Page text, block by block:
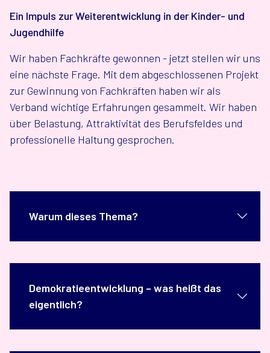
Ein Impuls zur Weiterentwicklung in der Kinder- und
Jugendhilfe
Wir haben Fachkräfte gewonnen - jetzt stellen wir uns
eine nächste Frage. Mit dem abgeschlossenen Projekt
zur Gewinnung von Fachkräften haben wir als
Verband wichtige Erfahrungen gesammelt. Wir haben
über Belastung, Attraktivität des Berufsfeldes und
professionelle Haltung gesprochen.
Warum dieses Thema?
Demokratieentwicklung – was heißt das
eigentlich?